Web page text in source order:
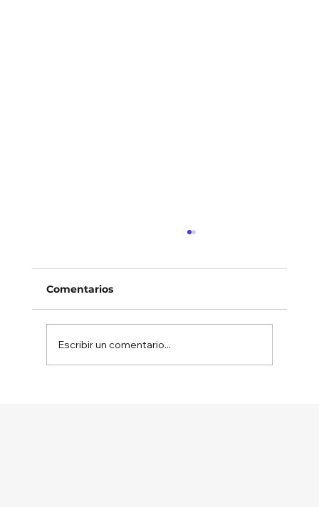
Comentarios
Escribir un comentario...